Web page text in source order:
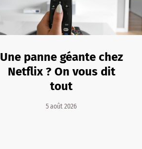
Une panne géante chez
Netflix ? On vous dit
tout
5 août 2026